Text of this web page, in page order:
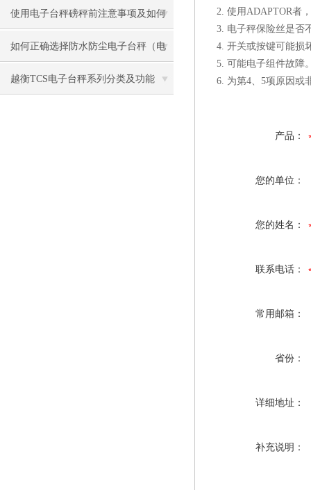
使用电子台秤磅秤前注意事项及如何
保养
如何正确选择防水防尘电子台秤（电
子磅秤）
越衡TCS电子台秤系列分类及功能
2. 使用ADAPTOR者
3. 电子秤保险丝是否
4. 开关或按键可能损
5. 可能电子组件故障
6. 为第4、5项原因或
产品：
您的单位：
您的姓名：
联系电话：
常用邮箱：
省份：
详细地址：
补充说明：